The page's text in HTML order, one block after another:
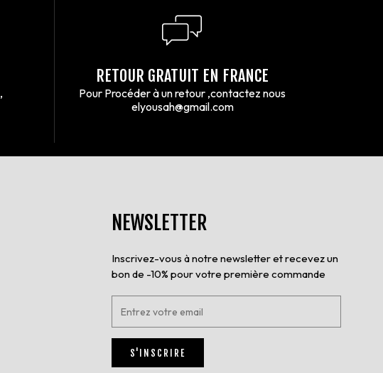
RETOUR GRATUIT EN FRANCE
Pour Procéder à un retour ,contactez nous
elyousah@gmail.com
NEWSLETTER
Inscrivez-vous à notre newsletter et recevez un
bon de -10% pour votre première commande
t
r
z
S'INSCRIRE